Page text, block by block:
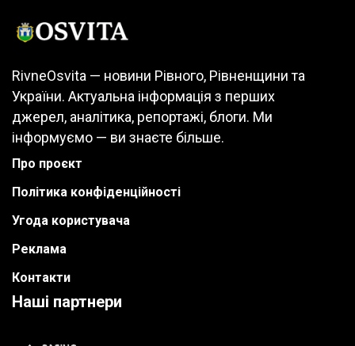
RivneOsvita — новини Рівного, Рівненщини та
України. Актуальна інформація з перших
джерел, аналітика, репортажі, блоги. Ми
інформуємо — ви знаєте більше.
Про проєкт
Політика конфіденційності
Угода користувача
Реклама
Контакти
Наші партнери